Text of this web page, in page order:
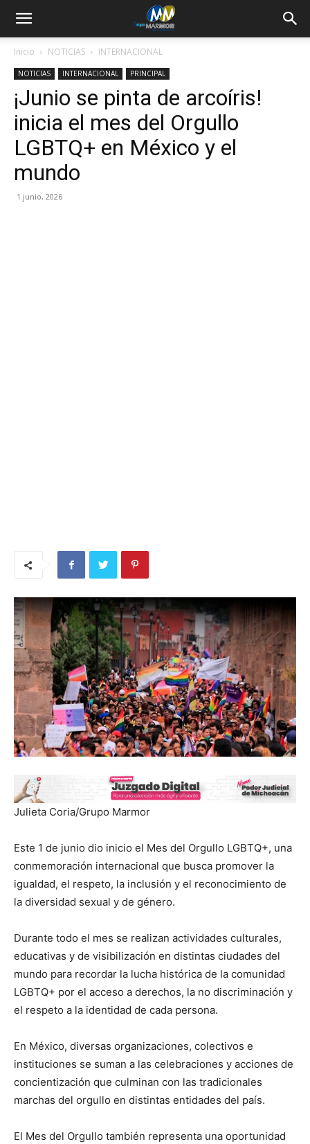
Inicio NOTICIAS INTERNACIONAL
NOTICIAS INTERNACIONAL PRINCIPAL
¡Junio se pinta de arcoíris!
inicia el mes del Orgullo
LGBTQ+ en México y el
mundo
1 junio, 2026
Julieta Coria/Grupo Marmor
Este 1 de junio dio inicio el Mes del Orgullo LGBTQ+, una
conmemoración internacional que busca promover la
igualdad, el respeto, la inclusión y el reconocimiento de
la diversidad sexual y de género.
Durante todo el mes se realizan actividades culturales,
educativas y de visibilización en distintas ciudades del
mundo para recordar la lucha histórica de la comunidad
LGBTQ+ por el acceso a derechos, la no discriminación y
el respeto a la identidad de cada persona.
En México, diversas organizaciones, colectivos e
instituciones se suman a las celebraciones y acciones de
concientización que culminan con las tradicionales
marchas del orgullo en distintas entidades del país.
El Mes del Orgullo también representa una oportunidad